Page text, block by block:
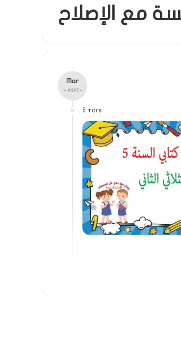
مع الإصلاح
Mar
- 2021 -
6 mars